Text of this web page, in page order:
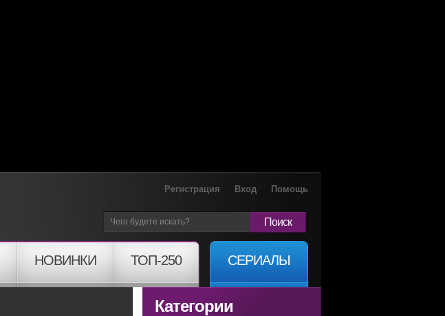
Регистрация Вход Помощь
Поиск
НОВИНКИ ТОП-250 СЕРИАЛЫ
Категории